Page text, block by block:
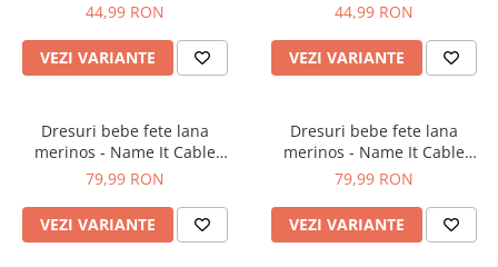
44,99 RON
VEZI VARIANTE
44,99 RON
VEZI VARIANTE
Dresuri bebe fete lana
merinos - Name It Cable
Cognac
79,99 RON
VEZI VARIANTE
Dresuri bebe fete lana
merinos - Name It Cable
Mahogany
79,99 RON
VEZI VARIANTE